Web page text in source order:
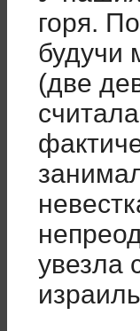
горя.
будучи
(две
увезла